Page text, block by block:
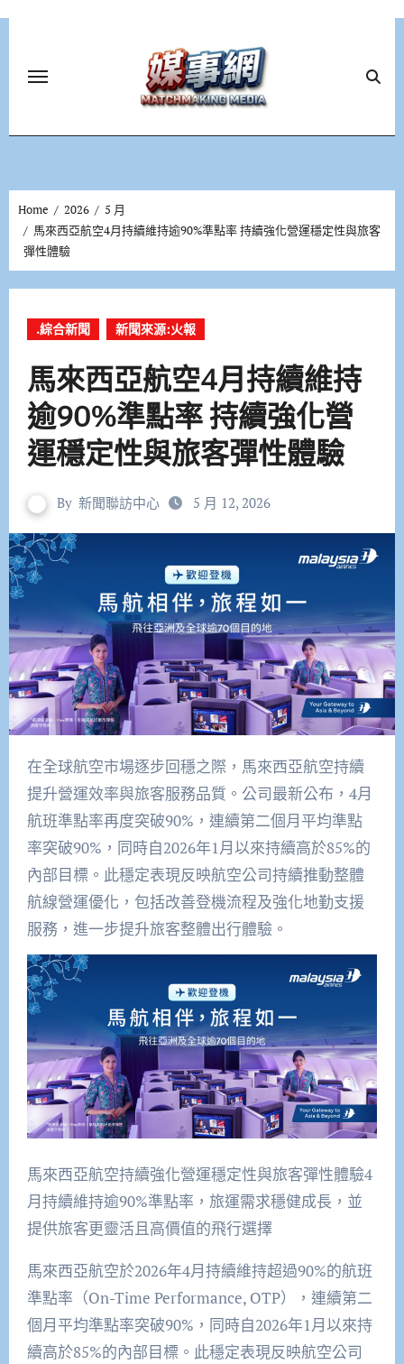
Home 2026
5 月
馬來西亞航空4月持續維持逾90%準點率 持續強化營運穩定性與旅客
彈性體驗
.綜合新聞 新聞來源:火報
馬來西亞航空4月持續維持
逾90%準點率 持續強化營
運穩定性與旅客彈性體驗
By 新聞聯訪中心 5 月 12, 2026
在全球航空市場逐步回穩之際，馬來西亞航空持續
提升營運效率與旅客服務品質。公司最新公布，4月
航班準點率再度突破90%，連續第二個月平均準點
率突破90%，同時自2026年1月以來持續高於85%的
內部目標。此穩定表現反映航空公司持續推動整體
航線營運優化，包括改善登機流程及強化地勤支援
服務，進一步提升旅客整體出行體驗。
馬來西亞航空持續強化營運穩定性與旅客彈性體驗4
月持續維持逾90%準點率，旅運需求穩健成長，並
提供旅客更靈活且高價值的飛行選擇
馬來西亞航空於2026年4月持續維持超過90%的航班
準點率（On-Time Performance, OTP），連續第二
個月平均準點率突破90%，同時自2026年1月以來持
續高於85%的內部目標。此穩定表現反映航空公司